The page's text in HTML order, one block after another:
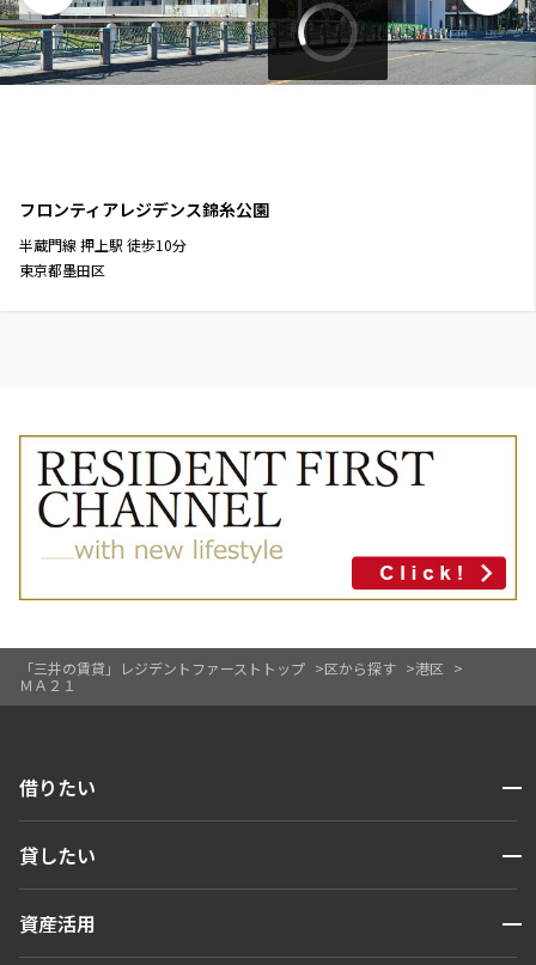
「三井の賃貸」レジデントファーストトップ 区から探す
港区
ＭＡ２１
フロンティアレジデンス錦糸公園
半蔵門線 押上駅 徒歩10分
東京都墨田区
借りたい 開閉
人気エリアから探す
貸したい 開閉
お問い合わせ
資産活用 開閉